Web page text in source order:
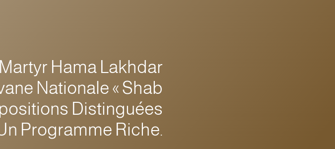
Hama Lakhdar
Nationale « Shab
Distinguées
Programme Riche.